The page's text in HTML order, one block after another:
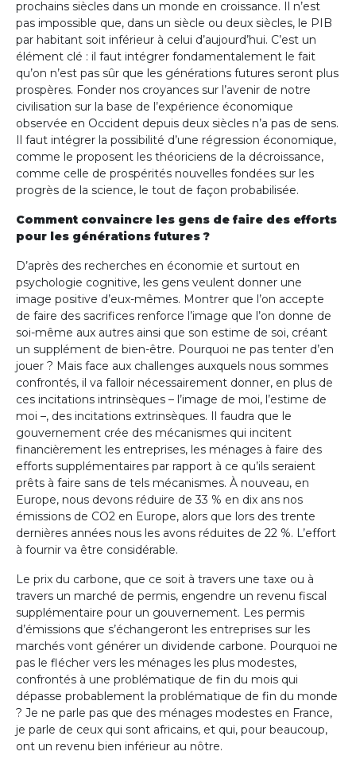
prochains siècles dans un monde en croissance. Il n’est
pas impossible que, dans un siècle ou deux siècles, le PIB
par habitant soit inférieur à celui d’aujourd’hui. C’est un
élément clé : il faut intégrer fondamentalement le fait
qu’on n’est pas sûr que les générations futures seront plus
prospères. Fonder nos croyances sur l’avenir de notre
civilisation sur la base de l’expérience économique
observée en Occident depuis deux siècles n’a pas de sens.
Il faut intégrer la possibilité d’une régression économique,
comme le proposent les théoriciens de la décroissance,
comme celle de prospérités nouvelles fondées sur les
progrès de la science, le tout de façon probabilisée.
Comment convaincre les gens de faire des efforts
pour les générations futures ?
D’après des recherches en économie et surtout en
psychologie cognitive, les gens veulent donner une
image positive d’eux-mêmes. Montrer que l’on accepte
de faire des sacrifices renforce l’image que l’on donne de
soi-même aux autres ainsi que son estime de soi, créant
un supplément de bien-être. Pourquoi ne pas tenter d’en
jouer ? Mais face aux challenges auxquels nous sommes
confrontés, il va falloir nécessairement donner, en plus de
ces incitations intrinsèques – l’image de moi, l’estime de
moi –, des incitations extrinsèques. Il faudra que le
gouvernement crée des mécanismes qui incitent
financièrement les entreprises, les ménages à faire des
efforts supplémentaires par rapport à ce qu’ils seraient
prêts à faire sans de tels mécanismes. À nouveau, en
Europe, nous devons réduire de 33 % en dix ans nos
émissions de CO2 en Europe, alors que lors des trente
dernières années nous les avons réduites de 22 %. L’effort
à fournir va être considérable.
Le prix du carbone, que ce soit à travers une taxe ou à
travers un marché de permis, engendre un revenu fiscal
supplémentaire pour un gouvernement. Les permis
d’émissions que s’échangeront les entreprises sur les
marchés vont générer un dividende carbone. Pourquoi ne
pas le flécher vers les ménages les plus modestes,
confrontés à une problématique de fin du mois qui
dépasse probablement la problématique de fin du monde
? Je ne parle pas que des ménages modestes en France,
je parle de ceux qui sont africains, et qui, pour beaucoup,
ont un revenu bien inférieur au nôtre.